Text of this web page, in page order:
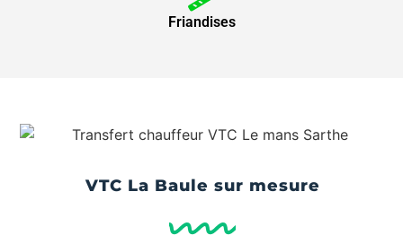
Friandises
VTC La Baule sur mesure